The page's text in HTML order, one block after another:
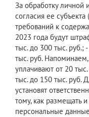
За обработку
согласия ее
требований к
2023 года будут
тыс. до 300 тыс. руб.;
тыс. руб.
уплачивают от 20
тыс. до 150 тыс. руб.
установят
тому, как размещать
персональные